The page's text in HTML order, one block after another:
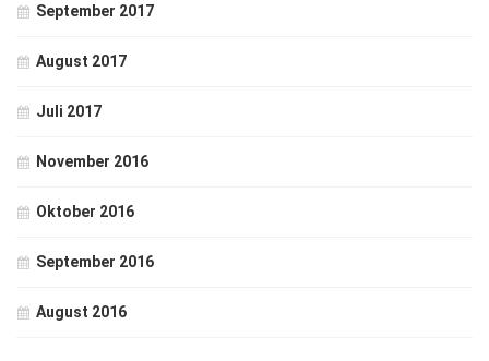
September 2017
August 2017
Juli 2017
November 2016
Oktober 2016
September 2016
August 2016